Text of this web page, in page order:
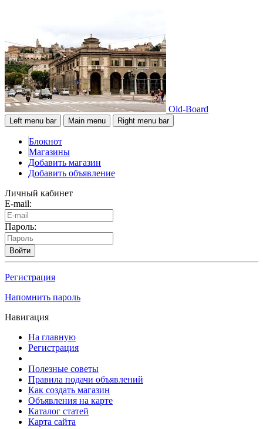
Old-Board
Left menu bar Main menu Right menu bar
Блокнот
Магазины
Добавить магазин
Добавить объявление
Личный кабинет
E-mail:
Пароль:
Войти
Регистрация
Напомнить пароль
Навигация
На главную
Регистрация
Полезные советы
Правила подачи объявлений
Как создать магазин
Объявления на карте
Каталог статей
Карта сайта